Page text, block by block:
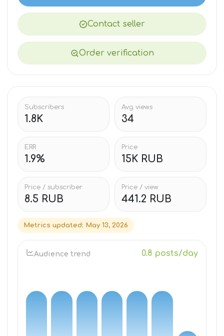
Contact seller
Order verification
Subscribers
1.8K
Avg views
34
ERR
1.9%
Price
15K RUB
Price / subscriber
8.5 RUB
Price / view
441.2 RUB
Metrics updated: May 13, 2026
Audience trend 0.8 posts/day